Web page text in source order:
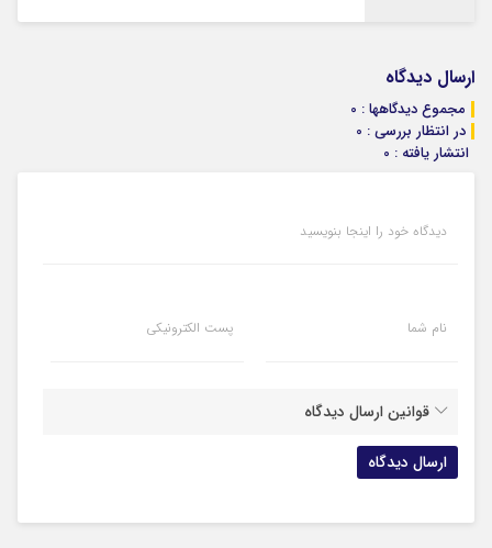
ارسال دیدگاه
مجموع دیدگاهها : 0
در انتظار بررسی : 0
انتشار یافته : 0
دیدگاه خود را اینجا بنویسید
نام شما پست الکترونیکی
قوانین ارسال دیدگاه